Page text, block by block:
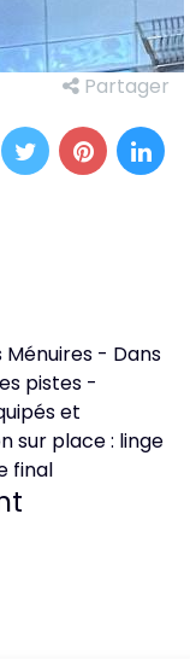
Partager
Ménuires - Dans
pistes -
et
sur place : linge
final